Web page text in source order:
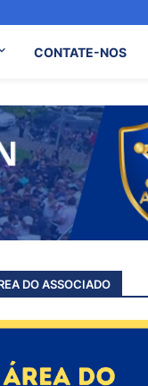
CONTATE-NOS
DO ASSOCIADO